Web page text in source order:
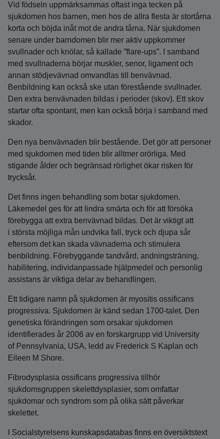
Vid födseln uppmärksammas oftast inga tecken på
sjukdomen hos barnen, men hos de allra flesta är stortårna
korta och böjda inåt mot de andra tårna. När sjukdomen
senare under barndomen blir mer aktiv uppkommer
svullnader och knölar, så kallade ”flare-ups”. I samband
med svullnaderna börjar muskler, senor, ligament och
annan stödjevävnad omvandlas till benvävnad.
Benbildning kan också ske utan förestående svullnader.
Den extra benvävnaden bildas i perioder (skov). Ett skov
startar ofta spontant, men kan också börja i samband med
skador.
Den nya benvävnaden blir bestående. Det gör att personer
med sjukdomen med tiden blir alltmer orörliga. Med
stigande ålder och begränsad rörlighet ökar risken för
trycksår.
Det finns ingen behandling som botar sjukdomen.
Läkemedel ges för att lindra smärta och för att försöka
förebygga att extra benvävnad bildas. Det är viktigt att
i största möjliga mån undvika fall, tryck och djupa sår
eftersom det kan skada vävnaderna och stimulera
benbildning. Förebyggande tandvård, andningsträning,
habilitering, individanpassade hjälpmedel och personlig
assistans är viktiga delar av behandlingen.
Ett tidigare namn på sjukdomen är myositis ossificans
progressiva. Sjukdomen är känd sedan 1700-talet. Den
genetiska förändringen som orsakar sjukdomen
identifierades år 2006 av en forskargrupp vid University
of Pennsylvania, USA, ledd av Frederick S Kaplan och
Eileen M Shore.
Fibrodysplasia ossificans progressiva tillhör
sjukdomsgruppen skelettdysplasier, som omfattar
sjukdomar och syndrom som på olika sätt påverkar
skelettet.
I Socialstyrelsens kunskapsdatabas finns en översiktstext